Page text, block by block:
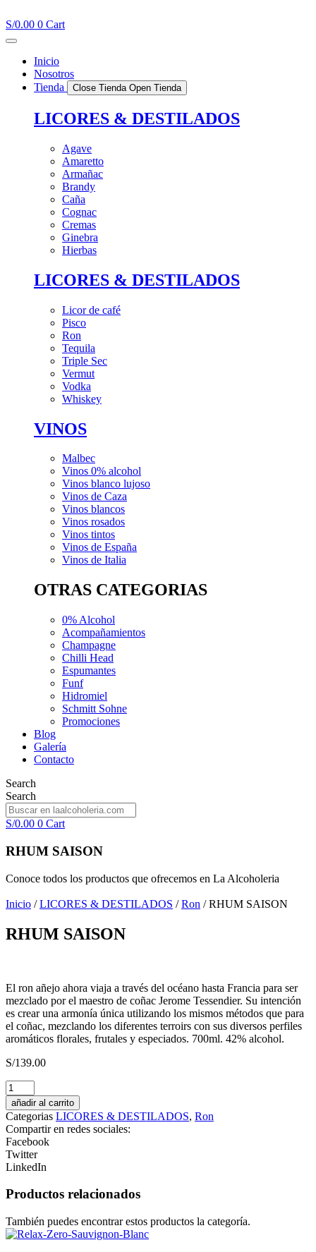
al
contenido
S/0.00 0 Cart
Inicio
Nosotros
Tienda
Close Tienda Open Tienda
LICORES & DESTILADOS
Agave
Amaretto
Armañac
Brandy
Caña
Cognac
Cremas
Ginebra
Hierbas
LICORES & DESTILADOS
Licor de café
Pisco
Ron
Tequila
Triple Sec
Vermut
Vodka
Whiskey
VINOS
Malbec
Vinos 0% alcohol
Vinos blanco lujoso
Vinos de Caza
Vinos blancos
Vinos rosados
Vinos tintos
Vinos de España
Vinos de Italia
OTRAS CATEGORIAS
0% Alcohol
Acompañamientos
Champagne
Chilli Head
Espumantes
Funf
Hidromiel
Schmitt Sohne
Promociones
Blog
Galería
Contacto
Search
Search
S/0.00 0 Cart
RHUM SAISON
Conoce todos los productos que ofrecemos en La Alcoholeria
Inicio /LICORES & DESTILADOS /Ron / RHUM SAISON
RHUM SAISON
El ron añejo ahora viaja a través del océano hasta Francia para ser
mezclado por el maestro de coñac Jerome Tessendier. Su intención
es crear una armonía única utilizando los mismos métodos que para
el coñac, mezclando los diferentes terroirs con sus diversos perfiles
aromáticos florales, frutales y especiados. 700ml. 42% alcohol.
S/139.00
TIKI
LOVERS
Ron
Piña
cantidad
añadir al carrito
Categorias LICORES & DESTILADOS, Ron
Compartir en redes sociales:
Facebook
Twitter
LinkedIn
Productos relacionados
También puedes encontrar estos productos la categoría.